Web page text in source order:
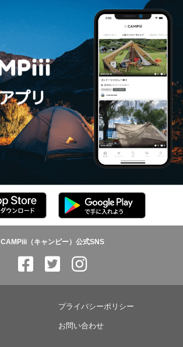
CAMPiii（キャンピー）公式SNS
プライバシーポリシー
お問い合わせ